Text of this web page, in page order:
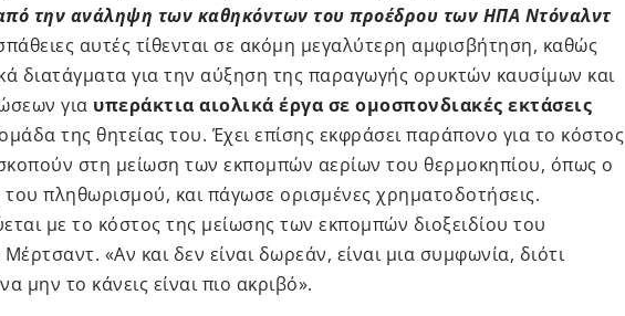
την ανάληψη των καθηκόντων του προέδρου των ΗΠΑ Ντόναλντ
αυτές τίθενται σε ακόμη μεγαλύτερη αμφισβήτηση, καθώς
διατάγματα για την αύξηση της παραγωγής ορυκτών καυσίμων και
για υπεράκτια αιολικά έργα σε ομοσπονδιακές εκτάσεις
της θητείας του. Έχει επίσης εκφράσει παράπονο για το κόστος
στη μείωση των εκπομπών αερίων του θερμοκηπίου, όπως ο
πληθωρισμού, και πάγωσε ορισμένες χρηματοδοτήσεις.
με το κόστος της μείωσης των εκπομπών διοξειδίου του
«Αν και δεν είναι δωρεάν, είναι μια συμφωνία, διότι
μην το κάνεις είναι πιο ακριβό».